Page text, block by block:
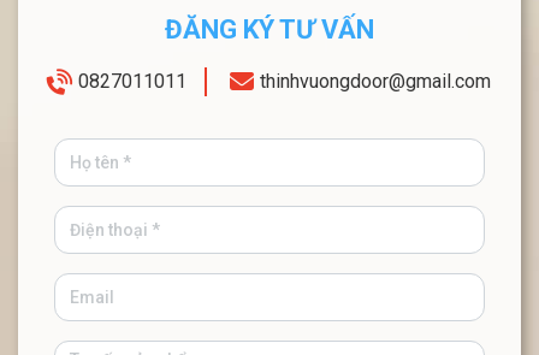
ĐĂNG KÝ TƯ VẤN
0827011011 thinhvuongdoor@gmail.com